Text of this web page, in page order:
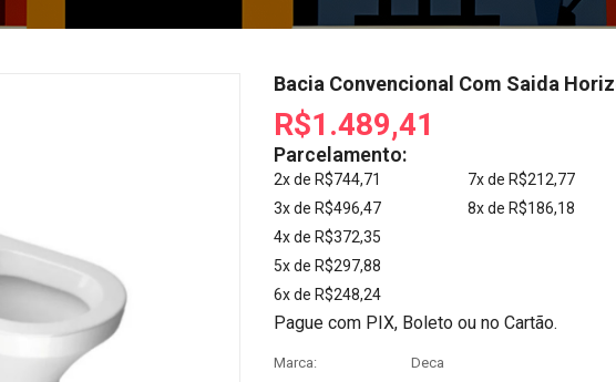
Bacia Convencional Com Saida
R$1.489,41
Parcelamento:
2x de R$744,71
3x de R$496,47
4x de R$372,35
5x de R$297,88
6x de R$248,24
7x de R$212,77
8x de R$186,18
Pague com PIX, Boleto ou no Cartão.
Marca:
Deca